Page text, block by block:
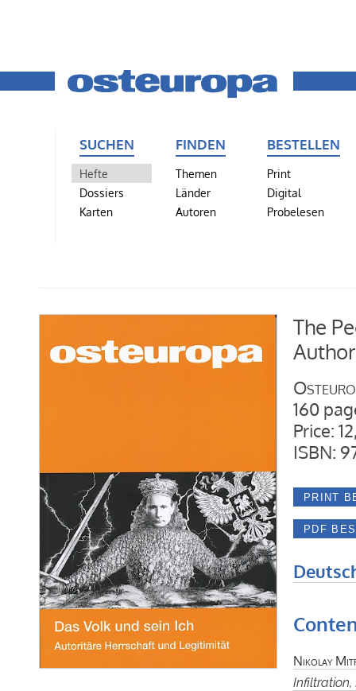
SUCHEN
Hefte
Dossiers
Karten
FINDEN
Themen
Länder
Autoren
BESTELLEN
Print
Digital
Probelesen
The
160
Price:
ISBN:
Nikolay
Infiltration,